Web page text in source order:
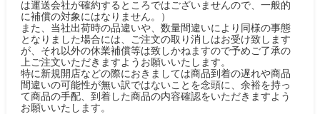
は運送会社が確約するところではございませんので、一般的
に補償の対象にはなりません。）
また、当社出荷時の品違いや、数量間違いにより同様の事態
となりました場合には、ご注文の取り消しはお受け致します
が、それ以外の休業補償等は致しかねますので予めご了承の
上ご注文いただきますようお願いいたします。
特に新規開店などの際におきましては商品到着の遅れや商品
間違いの可能性が無い訳ではないことを念頭に、余裕を持っ
て商品の手配、到着した商品の内容確認をいただきますよう
お願いいたします。